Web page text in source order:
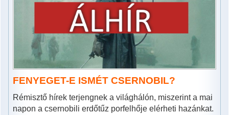
FENYEGET-E ISMÉT CSERNOBIL?
Rémisztő hírek terjengnek a világhálón, miszerint a mai
napon a csernobili erdőtűz porfelhője elérheti hazánkat.